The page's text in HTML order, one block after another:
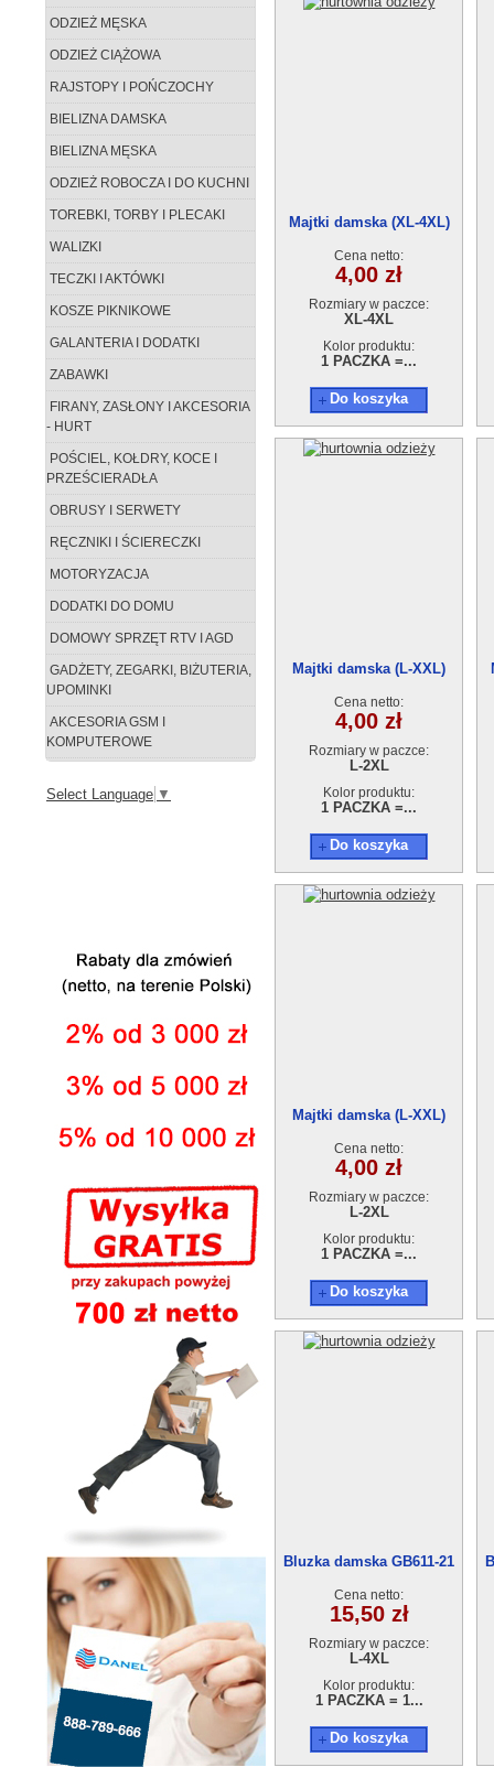
ODZIEŻ MĘSKA
ODZIEŻ CIĄŻOWA
RAJSTOPY I POŃCZOCHY
BIELIZNA DAMSKA
BIELIZNA MĘSKA
ODZIEŻ ROBOCZA I DO KUCHNI
TOREBKI, TORBY I PLECAKI
WALIZKI
TECZKI I AKTÓWKI
KOSZE PIKNIKOWE
GALANTERIA I DODATKI
ZABAWKI
FIRANY, ZASŁONY I AKCESORIA
- HURT
POŚCIEL, KOŁDRY, KOCE I
PRZEŚCIERADŁA
OBRUSY I SERWETY
RĘCZNIKI I ŚCIERECZKI
MOTORYZACJA
DODATKI DO DOMU
DOMOWY SPRZĘT RTV I AGD
GADŻETY, ZEGARKI, BIŻUTERIA,
UPOMINKI
AKCESORIA GSM I
KOMPUTEROWE
Select Language ▼
Majtki damska (XL-4XL)
Cena netto:
4,00 zł
Rozmiary w paczce:
XL-4XL
Kolor produktu:
1 PACZKA =...
Do koszyka
Majtki damska (L-XXL)
Cena netto:
4,00 zł
Rozmiary w paczce:
L-2XL
Kolor produktu:
1 PACZKA =...
Do koszyka
Majtki damska (L-XXL)
Cena netto:
4,00 zł
Rozmiary w paczce:
L-2XL
Kolor produktu:
1 PACZKA =...
Do koszyka
Bluzka damska GB611-21
Cena netto:
15,50 zł
Rozmiary w paczce:
L-4XL
Kolor produktu:
1 PACZKA = 1...
Do koszyka